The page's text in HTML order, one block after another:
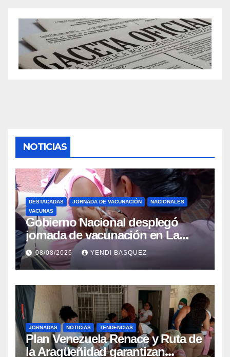
NOTICIAS
DESTACADAS JORNADA DE VACUNACIÓN
NACIONALES
VACUNAS
Gobierno Nacional desplegó
jornada de vacunación en La
Guaira para garantizar protección
epidemiológica
08/08/2026 YENDI BASQUEZ
JORNADAS NOTICIAS TENDENCIAS
Plan Venezuela Renace y Ruta de
la Aragüeñidad garantizan